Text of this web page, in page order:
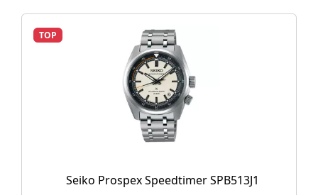
TOP
Seiko Prospex Speedtimer SPB513J1